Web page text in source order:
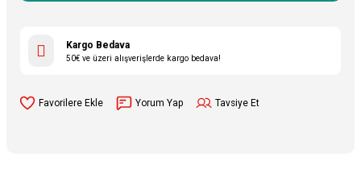
Kargo Bedava
50€ ve üzeri alışverişlerde kargo bedava!
Yorum Yap Tavsiye Et